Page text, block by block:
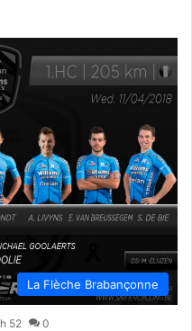
La Flèche Brabançonne
52 0